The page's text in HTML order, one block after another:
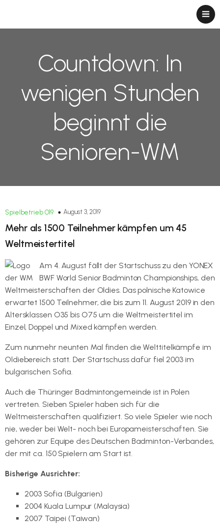
Countdown: In
wenigen Stunden
beginnt die
Senioren-WM
Spielbetrieb O19 August 3, 2019
Mehr als 1500 Teilnehmer kämpfen um 45
Weltmeistertitel
Am 4. August fällt der Startschuss zu den YONEX
BWF World Senior Badminton Championships, den
Weltmeisterschaften der Oldies. Das polnische Katowice
erwartet 1500 Teilnehmer, die bis zum 11. August 2019 in den
Altersklassen O35 bis O75 um die Weltmeistertitel im
Einzel, Doppel und Mixed kämpfen werden.
Zum nunmehr neunten Mal finden die Welttitelkämpfe im
Oldiebereich statt. Der Startschuss dafür fiel 2003 im
bulgarischen Sofia.
Auch die Thüringer Badmintongemeinde ist in Polen
vertreten. Sieben Spieler haben sich für die
Weltmeisterschaften qualifiziert. So viele Spieler wie noch
nie, weder bei Welt- noch bei Europameisterschaften. Sie
gehören zur Equipe des Deutschen Badminton-Verbandes,
der mit ca. 150 Spielern am Start ist.
Bisherige Ausrichter:
2003 Sofia (Bulgarien)
2004 Kuala Lumpur (Malaysia)
2007 Taipei (Taiwan)